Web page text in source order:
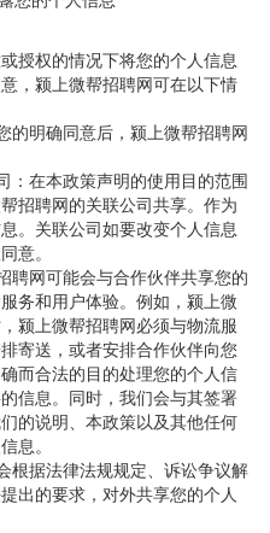
授权的情况下将您的个人信息
，颍上微帮招聘网可在以下情
的明确同意后，颍上微帮招聘网
：在本政策声明的使用目的范围
招聘网的关联公司共享。作为
。关联公司如要改变个人信息
意。
聘网可能会与合作伙伴共享您的
务和用户体验。例如，颍上微
颍上微帮招聘网必须与物流服
寄送，或者安排合作伙伴向您
而合法的目的处理您的个人信
信息。同时，我们会与其签署
的说明、本政策以及其他任何
息。
根据法律法规规定、诉讼争议解
出的要求，对外共享您的个人